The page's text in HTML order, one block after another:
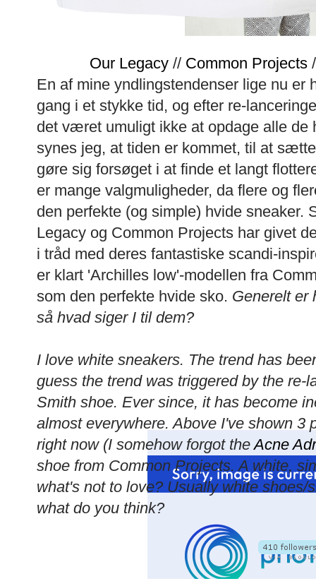
Our Legacy // Common Projects
En af mine yndlingstendenser lige nu
gang i et stykke tid, og efter re-
det været umuligt ikke at opdage alle de
synes jeg, at tiden er kommet, til at
gøre sig forsøget i at finde et langt
er mange valgmuligheder, da flere og
den perfekte (og simple) hvide
Legacy og Common Projects har givet
i tråd med deres fantastiske scandi-
er klart 'Archilles low'-modellen fra
som den perfekte hvide sko. Generelt er
så hvad siger I til dem?
I love white sneakers. The trend has
guess the trend was triggered by the re-
Smith shoe. Ever since, it has become
almost everywhere. Above I've shown 3
right now (I somehow forgot theAcne
shoe from Common Projects. A white,
what's not to love? Usually white shoes/
what do you think?